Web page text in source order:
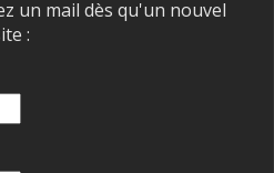
un mail dès qu'un nouvel
: